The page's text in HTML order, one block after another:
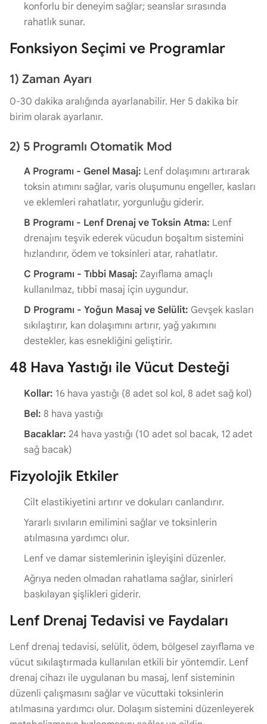
konforlu bir deneyim sağlar; seanslar sırasında
rahatlık sunar.
Fonksiyon Seçimi ve Programlar
1) Zaman Ayarı
0-30 dakika aralığında ayarlanabilir. Her 5 dakika bir
birim olarak ayarlanır.
2) 5 Programlı Otomatik Mod
A Programı - Genel Masaj: Lenf dolaşımını artırarak
toksin atımını sağlar, varis oluşumunu engeller, kasları
ve eklemleri rahatlatır, yorgunluğu giderir.
B Programı - Lenf Drenaj ve Toksin Atma: Lenf
drenajını teşvik ederek vücudun boşaltım sistemini
hızlandırır, ödem ve toksinleri atar, rahatlatır.
C Programı - Tıbbi Masaj: Zayıflama amaçlı
kullanılmaz, tıbbi masaj için uygundur.
D Programı - Yoğun Masaj ve Selülit: Gevşek kasları
sıkılaştırır, kan dolaşımını artırır, yağ yakımını
destekler, kas esnekliğini geliştirir.
48 Hava Yastığı ile Vücut Desteği
Kollar: 16 hava yastığı (8 adet sol kol, 8 adet sağ kol)
Bel: 8 hava yastığı
Bacaklar: 24 hava yastığı (10 adet sol bacak, 12 adet
sağ bacak)
Fizyolojik Etkiler
Cilt elastikiyetini artırır ve dokuları canlandırır.
Yararlı sıvıların emilimini sağlar ve toksinlerin
atılmasına yardımcı olur.
Lenf ve damar sistemlerinin işleyişini düzenler.
Ağrıya neden olmadan rahatlama sağlar, sinirleri
baskılayan şişlikleri giderir.
Lenf Drenaj Tedavisi ve Faydaları
Lenf drenaj tedavisi, selülit, ödem, bölgesel zayıflama ve
vücut sıkılaştırmada kullanılan etkili bir yöntemdir. Lenf
drenaj cihazı ile uygulanan bu masaj, lenf sisteminin
düzenli çalışmasını sağlar ve vücuttaki toksinlerin
atılmasına yardımcı olur. Dolaşım sistemini düzenleyerek